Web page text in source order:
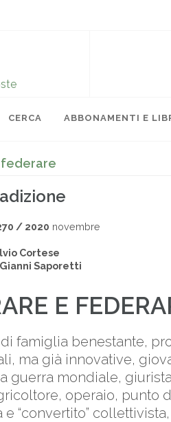
CERCA ABBONAMENTI E
/ 2020 novembre
Cortese
Gianni Saporetti
E
famiglia benestante,
ma già innovative,
guerra mondiale,
operaio, punto
e “convertito”